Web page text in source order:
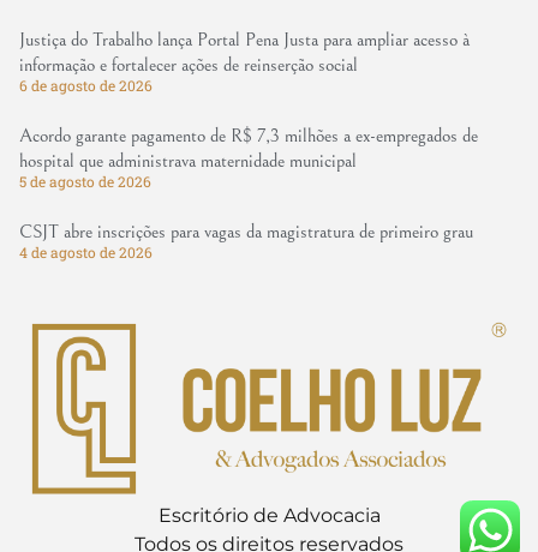
Justiça do Trabalho lança Portal Pena Justa para ampliar acesso à
informação e fortalecer ações de reinserção social
6 de agosto de 2026
Acordo garante pagamento de R$ 7,3 milhões a ex-empregados de
hospital que administrava maternidade municipal
5 de agosto de 2026
CSJT abre inscrições para vagas da magistratura de primeiro grau
4 de agosto de 2026
Escritório de Advocacia
Todos os direitos reservados